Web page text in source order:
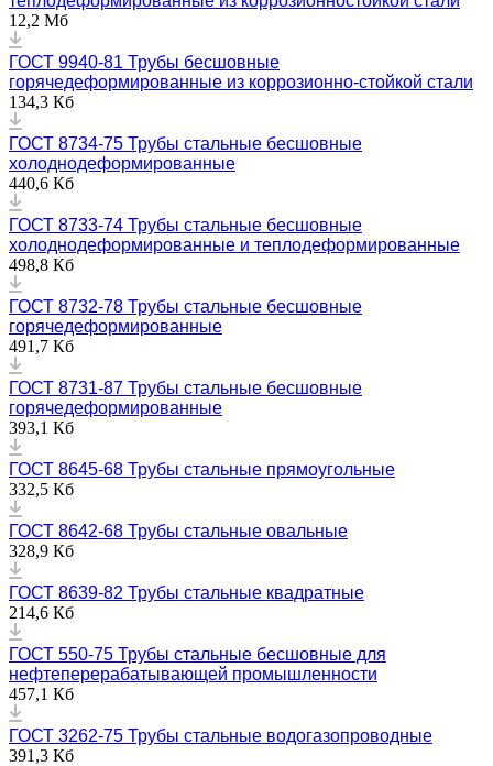
12,2 Мб
ГОСТ 9940-81 Трубы бесшовные
горячедеформированные из коррозионно-стойкой стали
134,3 Кб
ГОСТ 8734-75 Трубы стальные бесшовные
холоднодеформированные
440,6 Кб
ГОСТ 8733-74 Трубы стальные бесшовные
холоднодеформированные и теплодеформированные
498,8 Кб
ГОСТ 8732-78 Трубы стальные бесшовные
горячедеформированные
491,7 Кб
ГОСТ 8731-87 Трубы стальные бесшовные
горячедеформированные
393,1 Кб
ГОСТ 8645-68 Трубы стальные прямоугольные
332,5 Кб
ГОСТ 8642-68 Трубы стальные овальные
328,9 Кб
ГОСТ 8639-82 Трубы стальные квадратные
214,6 Кб
ГОСТ 550-75 Трубы стальные бесшовные для
нефтеперерабатывающей промышленности
457,1 Кб
ГОСТ 3262-75 Трубы стальные водогазопроводные
391,3 Кб